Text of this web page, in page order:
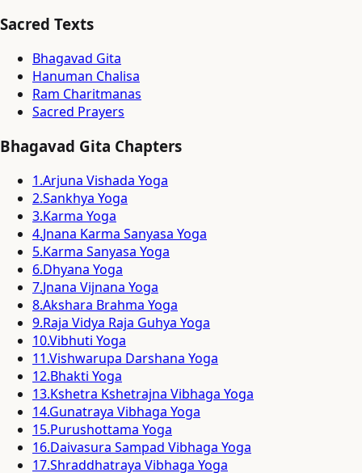
Sacred Texts
Bhagavad Gita
Hanuman Chalisa
Ram Charitmanas
Sacred Prayers
Bhagavad Gita Chapters
1.Arjuna Vishada Yoga
2.Sankhya Yoga
3.Karma Yoga
4.Jnana Karma Sanyasa Yoga
5.Karma Sanyasa Yoga
6.Dhyana Yoga
7.Jnana Vijnana Yoga
8.Akshara Brahma Yoga
9.Raja Vidya Raja Guhya Yoga
10.Vibhuti Yoga
11.Vishwarupa Darshana Yoga
12.Bhakti Yoga
13.Kshetra Kshetrajna Vibhaga Yoga
14.Gunatraya Vibhaga Yoga
15.Purushottama Yoga
16.Daivasura Sampad Vibhaga Yoga
17.Shraddhatraya Vibhaga Yoga